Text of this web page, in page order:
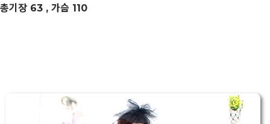
총기장 63 , 가슴 110